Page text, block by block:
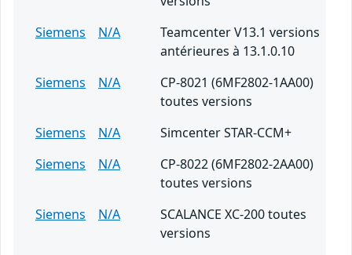
Siemens
N/A
Teamcenter V13.1 versions
antérieures à 13.1.0.10
Siemens
N/A
CP-8021 (6MF2802-1AA00)
toutes versions
Siemens
N/A
Simcenter STAR-CCM+
Siemens
N/A
CP-8022 (6MF2802-2AA00)
toutes versions
Siemens
N/A
SCALANCE XC-200 toutes
versions